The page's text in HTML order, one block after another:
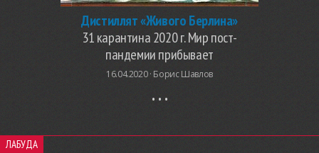
Дистиллят «Живого Берлина»
31 карантина 2020 г. Мир пост-
пандемии прибывает
16.04.2020 · Борис Шавлов
ЛАБУДА